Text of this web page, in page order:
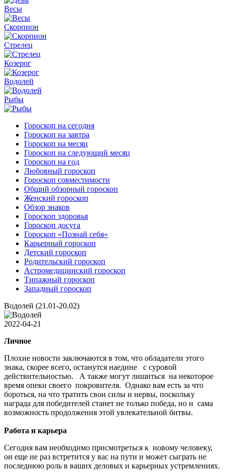
Весы
Скорпион
Стрелец
Козерог
Водолей
Рыбы
Гороскоп на сегодня
Гороскоп на завтра
Гороскоп на месяц
Гороскоп на следующий месяц
Гороскоп на год
Любовный гороскоп
Гороскоп совместимости
Общий обзорный гороскоп
Женский гороскоп
Обзор знаков
Гороскоп здоровья
Гороскоп досуга
Гороскоп «Познай себя»
Карьерный гороскоп
Детский гороскоп
Родительский гороскоп
Астромедицинский гороскоп
Типажный гороскоп
Западный гороскоп
Водолей (21.01-20.02)
2022-04-21
Личное
Плохие новости заключаются в том, что обладатели этого
знака, скорее всего, останутся наедине с суровой
действительностью. А также могут лишиться на некоторое
время опеки своего покровителя. Однако вам есть за что
бороться, на что тратить свои силы и нервы, поскольку
награда для победителей станет не только победа, но и сама
возможность продолжения этой увлекательной битвы.
Работа и карьера
Сегодня вам необходимо присмотреться к новому человеку,
он еще не раз встретится у вас на пути и может сыграть не
последнюю роль в ваших деловых и карьерных устремлениях.